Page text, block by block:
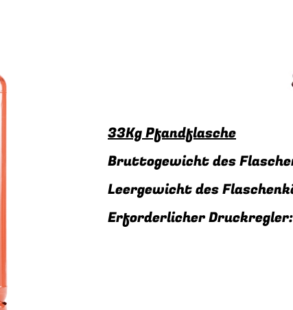
Bruttogewicht des
Leergewicht des
Erforderlicher
33Kg Pfandflasche